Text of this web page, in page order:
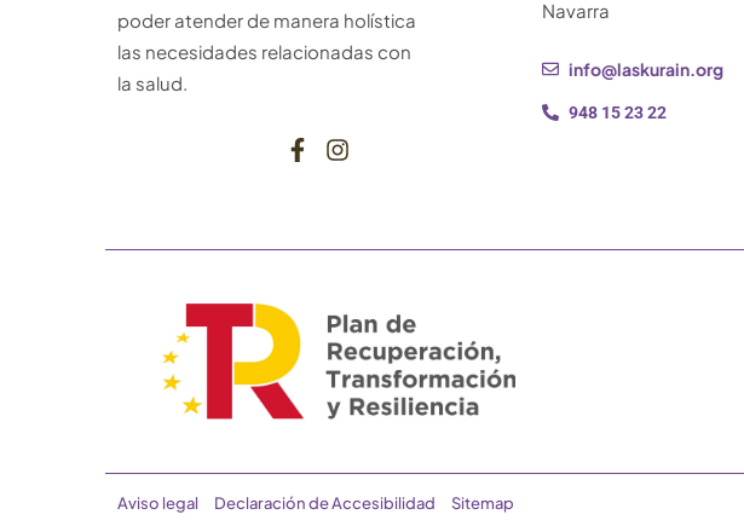
poder atender de manera holística
las necesidades relacionadas con
la salud.
Navarra
info@laskurain.org
948 15 23 22
Aviso legal Declaración de Accesibilidad Sitemap